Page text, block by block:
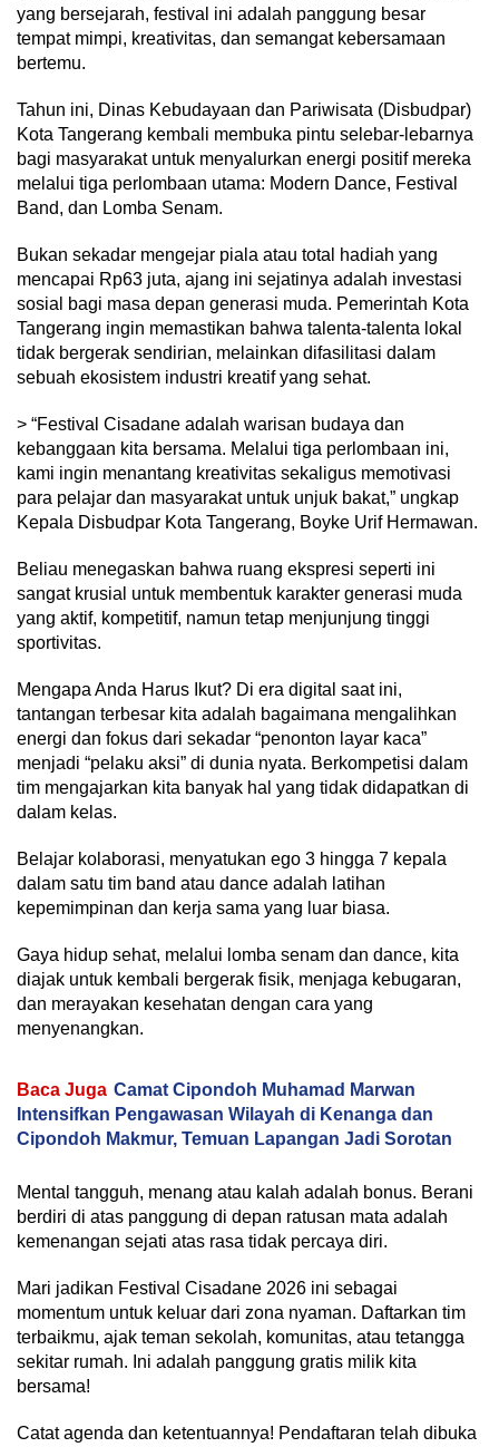
yang bersejarah, festival ini adalah panggung besar
tempat mimpi, kreativitas, dan semangat kebersamaan
bertemu.
Tahun ini, Dinas Kebudayaan dan Pariwisata (Disbudpar)
Kota Tangerang kembali membuka pintu selebar-lebarnya
bagi masyarakat untuk menyalurkan energi positif mereka
melalui tiga perlombaan utama: Modern Dance, Festival
Band, dan Lomba Senam.
Bukan sekadar mengejar piala atau total hadiah yang
mencapai Rp63 juta, ajang ini sejatinya adalah investasi
sosial bagi masa depan generasi muda. Pemerintah Kota
Tangerang ingin memastikan bahwa talenta-talenta lokal
tidak bergerak sendirian, melainkan difasilitasi dalam
sebuah ekosistem industri kreatif yang sehat.
> “Festival Cisadane adalah warisan budaya dan
kebanggaan kita bersama. Melalui tiga perlombaan ini,
kami ingin menantang kreativitas sekaligus memotivasi
para pelajar dan masyarakat untuk unjuk bakat,” ungkap
Kepala Disbudpar Kota Tangerang, Boyke Urif Hermawan.
Beliau menegaskan bahwa ruang ekspresi seperti ini
sangat krusial untuk membentuk karakter generasi muda
yang aktif, kompetitif, namun tetap menjunjung tinggi
sportivitas.
Mengapa Anda Harus Ikut? Di era digital saat ini,
tantangan terbesar kita adalah bagaimana mengalihkan
energi dan fokus dari sekadar “penonton layar kaca”
menjadi “pelaku aksi” di dunia nyata. Berkompetisi dalam
tim mengajarkan kita banyak hal yang tidak didapatkan di
dalam kelas.
Belajar kolaborasi, menyatukan ego 3 hingga 7 kepala
dalam satu tim band atau dance adalah latihan
kepemimpinan dan kerja sama yang luar biasa.
Gaya hidup sehat, melalui lomba senam dan dance, kita
diajak untuk kembali bergerak fisik, menjaga kebugaran,
dan merayakan kesehatan dengan cara yang
menyenangkan.
Baca Juga Camat Cipondoh Muhamad Marwan
Intensifkan Pengawasan Wilayah di Kenanga dan
Cipondoh Makmur, Temuan Lapangan Jadi Sorotan
Mental tangguh, menang atau kalah adalah bonus. Berani
berdiri di atas panggung di depan ratusan mata adalah
kemenangan sejati atas rasa tidak percaya diri.
Mari jadikan Festival Cisadane 2026 ini sebagai
momentum untuk keluar dari zona nyaman. Daftarkan tim
terbaikmu, ajak teman sekolah, komunitas, atau tetangga
sekitar rumah. Ini adalah panggung gratis milik kita
bersama!
Catat agenda dan ketentuannya! Pendaftaran telah dibuka